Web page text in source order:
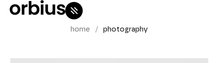
home photography